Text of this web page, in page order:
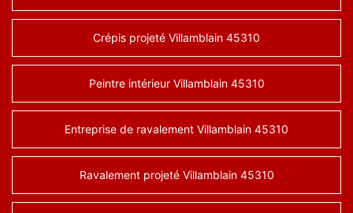
Crépis projeté Villamblain 45310
Peintre intérieur Villamblain 45310
Entreprise de ravalement Villamblain 45310
Ravalement projeté Villamblain 45310